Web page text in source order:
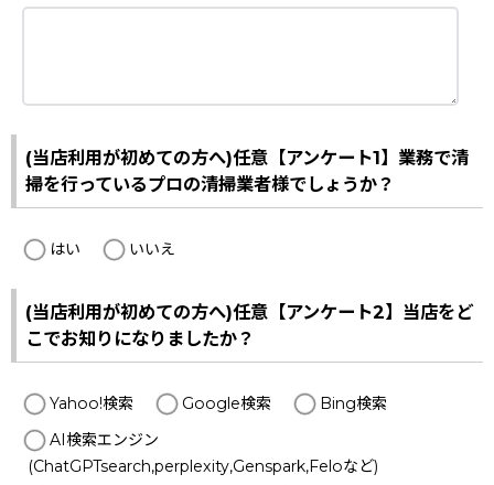
(当店利用が初めての方へ)任意【アンケート1】業務で清
掃を行っているプロの清掃業者様でしょうか？
はい いいえ
(当店利用が初めての方へ)任意【アンケート2】当店をど
こでお知りになりましたか？
Yahoo!検索 Google検索
Bing検索
AI検索エンジン
(ChatGPTsearch,perplexity,Genspark,Feloなど)